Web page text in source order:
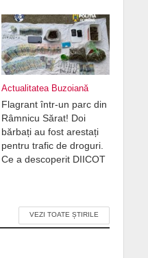
Actualitatea Buzoiană
Flagrant într-un parc din
Râmnicu Sărat! Doi
bărbați au fost arestați
pentru trafic de droguri.
Ce a descoperit DIICOT
VEZI TOATE ȘTIRILE